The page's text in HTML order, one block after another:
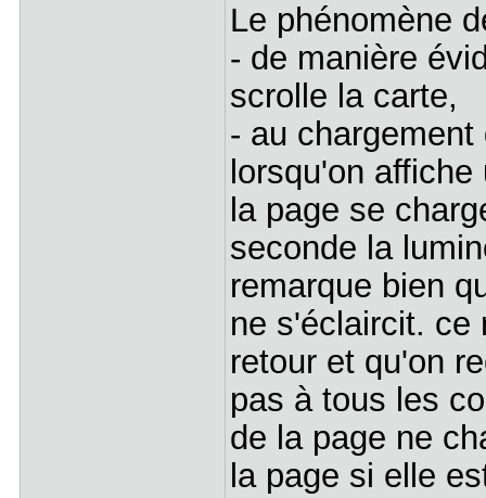
Le phénomène
- de manière
scrolle la carte,
- au
lorsqu'on
la page se
seconde la
remarque bien
ne s'éclaircit. ce
retour et qu'on
pas à tous les
de la page ne
la page si elle